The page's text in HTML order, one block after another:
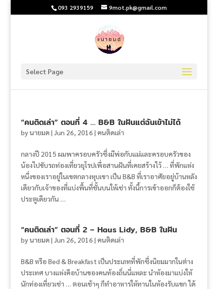
093 2939159 9mot.pk@gmail.com
Select Page
“คนติดเล่า” ตอนที่ 4 … B&B ในฝันแต่ฉันเข้าไม่ได้
byนายมด | Jun 26, 2016 | คนติดเล่า
กลางปี 2015 ผมพาครอบครัวซึ่งมีพ่อกับแม่และครอบครัวของ
น้องไปขับรถท่องเที่ยวยุโรปเพื่อสานฝันที่เคยสร้างไว้ … ที่พักแห่ง
หนึ่งของเราอยู่ในเขตกลางหุบเขา เป็น B&B ที่เราอาศัยอยู่บ้านหลัง
เดียวกับเจ้าของที่แบ่งพื้นที่ชั้นบนให้เช่า ทั้งนี้การเข้าออกก็ต้องใช้
ประตูเดียวกัน …
“คนติดเล่า” ตอนที่ 2 – Haus Lidy, B&B ในฝัน
byนายมด | Jun 26, 2016 | คนติดเล่า
B&B หรือ Bed & Breakfast เป็นประเภทที่พักซึ่งนิยมมากในต่าง
ประเทศ บางแห่งคือบ้านของคนท้องถิ่นนี่แหละ นำห้องมาแบ่งให้
นักท่องเที่ยวเช่า … ตอนเช้าๆ ก็ทำอาหารให้ทานในห้องรับแขก ได้